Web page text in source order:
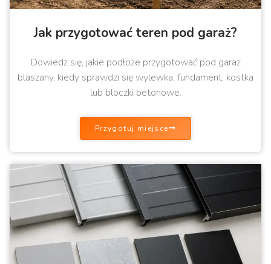
Jak przygotować teren pod garaż?
Dowiedz się, jakie podłoże przygotować pod garaż
blaszany, kiedy sprawdzi się wylewka, fundament, kostka
lub bloczki betonowe.
Przygotuj miejsce